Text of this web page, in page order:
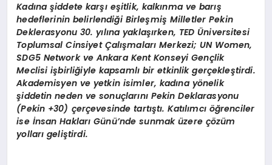
Kadına şiddete karşı eşitlik, kalkınma ve barış
hedeflerinin belirlendiği Birleşmiş Milletler Pekin
Deklerasyonu 30. yılına yaklaşırken, TED Üniversitesi
Toplumsal Cinsiyet Çalışmaları Merkezi; UN Women,
SDG5 Network ve Ankara Kent Konseyi Gençlik
Meclisi işbirliğiyle kapsamlı bir etkinlik gerçekleştirdi.
Akademisyen ve yetkin isimler, kadına yönelik
şiddetin neden ve sonuçlarını Pekin Deklarasyonu
(Pekin +30) çerçevesinde tartıştı. Katılımcı öğrenciler
ise İnsan Hakları Günü’nde sunmak üzere çözüm
yolları geliştirdi.